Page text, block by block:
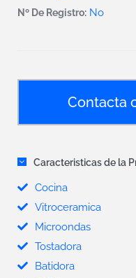
Nº De Registro: No
Contacta
Caracteristicas de la
Cocina
Vitroceramica
Microondas
Tostadora
Batidora